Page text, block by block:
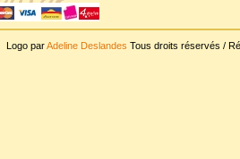
Logo parAdeline Deslandes Tous droits réservés /